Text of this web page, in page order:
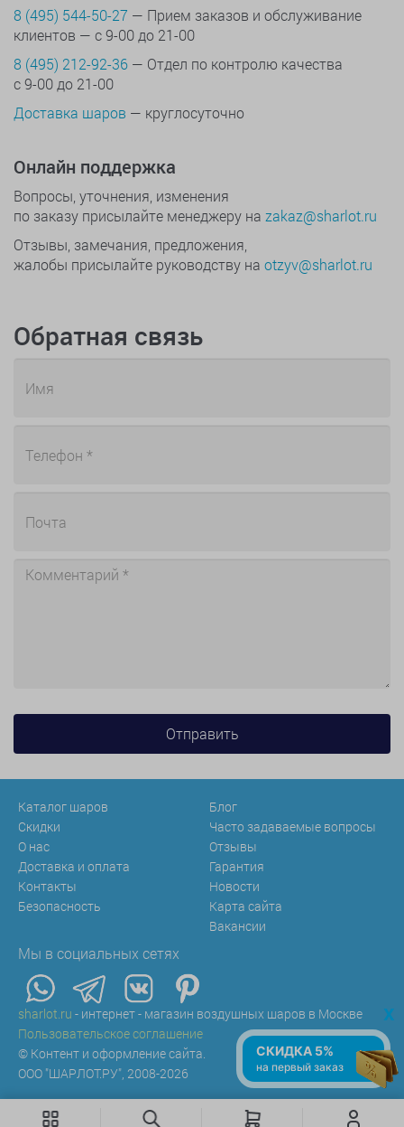
8 (495) 544-50-27 — Прием заказов и обслуживание
клиентов — с 9-00 до 21-00
8 (495) 212-92-36 — Отдел по контролю качества
с 9-00 до 21-00
Доставка шаров — круглосуточно
Онлайн поддержка
Вопросы, уточнения, изменения
по заказу присылайте менеджеру на zakaz@sharlot.ru
Отзывы, замечания, предложения,
жалобы присылайте руководству на otzyv@sharlot.ru
Обратная связь
Каталог шаров
Скидки
О нас
Доставка и оплата
Контакты
Безопасность
Блог
Часто задаваемые вопросы
Отзывы
Гарантия
Новости
Карта сайта
Вакансии
Мы в социальных сетях
sharlot.ru - интернет - магазин воздушных шаров в Москве
Пользовательское соглашение
© Контент и оформление сайта.
ООО "ШАРЛОТ.РУ", 2008-2026
x
СКИДКА 5%
на первый заказ